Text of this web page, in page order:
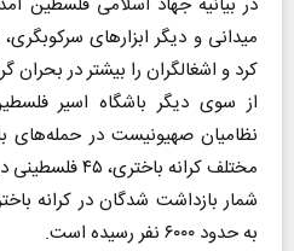
میدانی و دیگر ابزار‌های
کرد و اشغالگران را بیشتر در بحران
از سوی دیگر باشگاه اسیر
نظامیان صهیونیست در حمله‌های
مختلف کرانه باختری، ۴۵ فلسطینی دیگر را بازداشت کردند.
شمار بازداشت شدگان در کرانه
به حدود ۶۰۰۰ نفر رسیده است.